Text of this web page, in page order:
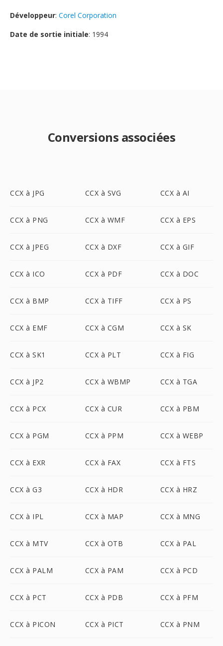
Développeur: Corel Corporation
Date de sortie initiale: 1994
Conversions associées
CCX à JPG CCX à SVG CCX à AI
CCX à PNG CCX à WMF CCX à EPS
CCX à JPEG CCX à DXF CCX à GIF
CCX à ICO CCX à PDF CCX à DOC
CCX à BMP CCX à TIFF CCX à PS
CCX à EMF CCX à CGM CCX à SK
CCX à SK1 CCX à PLT CCX à FIG
CCX à JP2 CCX à WBMP CCX à TGA
CCX à PCX CCX à CUR CCX à PBM
CCX à PGM CCX à PPM CCX à WEBP
CCX à EXR CCX à FAX CCX à FTS
CCX à G3 CCX à HDR CCX à HRZ
CCX à IPL CCX à MAP CCX à MNG
CCX à MTV CCX à OTB CCX à PAL
CCX à PALM CCX à PAM CCX à PCD
CCX à PCT CCX à PDB CCX à PFM
CCX à PICON CCX à PICT CCX à PNM